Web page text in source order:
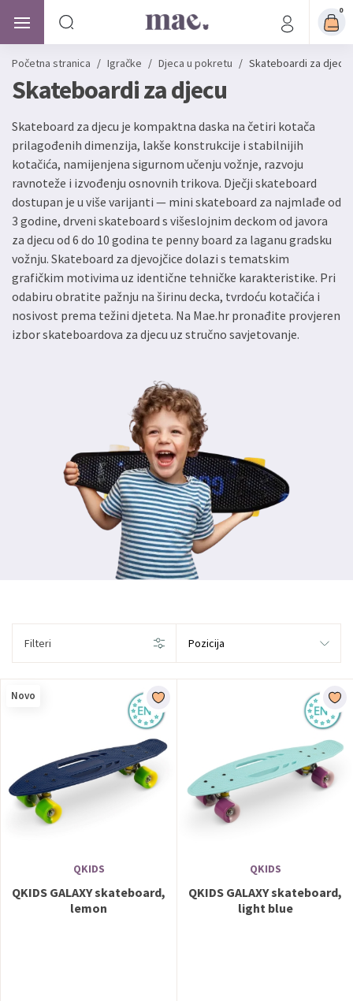
0
Početna stranica / Igračke / Djeca u pokretu / Skateboardi za djecu
Skateboardi za djecu
Skateboard za djecu je kompaktna daska na četiri kotača
prilagođenih dimenzija, lakše konstrukcije i stabilnijih
kotačića, namijenjena sigurnom učenju vožnje, razvoju
ravnoteže i izvođenju osnovnih trikova. Dječji skateboard
dostupan je u više varijanti — mini skateboard za najmlađe od
3 godine, drveni skateboard s višeslojnim deckom od javora
za djecu od 6 do 10 godina te penny board za laganu gradsku
vožnju. Skateboard za djevojčice dolazi s tematskim
grafičkim motivima uz identične tehničke karakteristike. Pri
odabiru obratite pažnju na širinu decka, tvrdoću kotačića i
nosivost prema težini djeteta. Na Mae.hr pronađite provjeren
izbor skateboardova za djecu uz stručno savjetovanje.
Filteri
Novo
QKIDS
QKIDS GALAXY skateboard,
lemon
QKIDS
QKIDS GALAXY skateboard,
light blue